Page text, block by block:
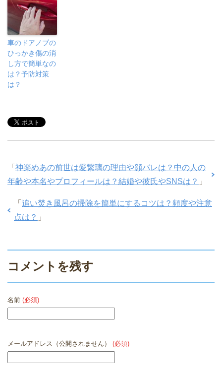
車のドアノブの
ひっかき傷の消
し方で簡単なの
は？予防対策
は？
「 神楽めあの前世は愛繋璃の理由や顔バレは？中の人の
年齢や本名やプロフィールは？結婚や彼氏やSNSは？ 」
「 追い焚き風呂の掃除を簡単にするコツは？頻度や注意
点は？ 」
コメントを残す
名前 (必須)
メールアドレス（公開されません） (必須)